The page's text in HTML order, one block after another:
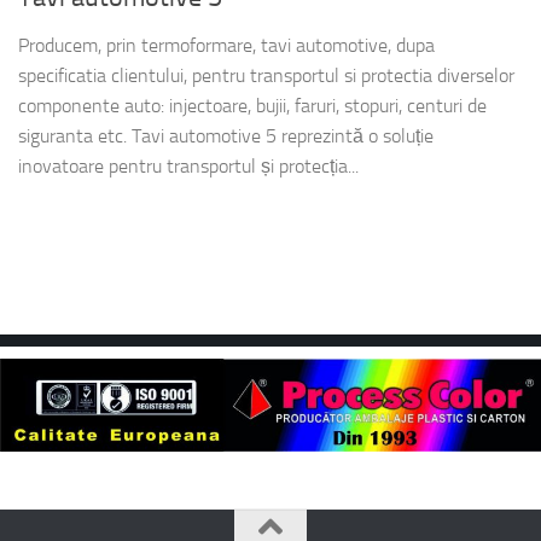
Producem, prin termoformare, tavi automotive, dupa
specificatia clientului, pentru transportul si protectia diverselor
componente auto: injectoare, bujii, faruri, stopuri, centuri de
siguranta etc. Tavi automotive 5 reprezintă o soluție
inovatoare pentru transportul și protecția...